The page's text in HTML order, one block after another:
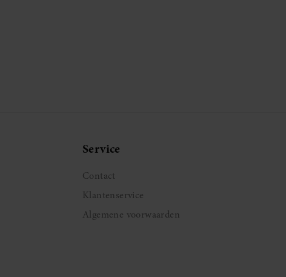
Service
Contact
Klantenservice
Algemene voorwaarden